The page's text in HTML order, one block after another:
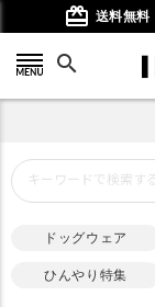
card_giftcard 送料無料
search
ドッグウェア
ひんやり特集